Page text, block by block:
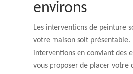
environs
Les interventions de peinture
votre maison soit
interventions en conviant des
vous proposer de placer votre